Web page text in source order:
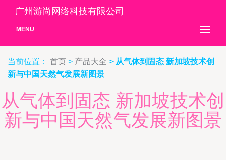
广州游尚网络科技有限公司
MENU
当前位置： 首页 > 产品大全 > 从气体到固态 新加坡技术创
新与中国天然气发展新图景
从气体到固态 新加坡技术创
新与中国天然气发展新图景